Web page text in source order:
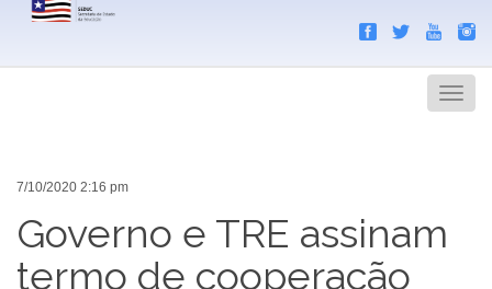
Menu
7/10/2020 2:16 pm
Governo e TRE assinam
termo de cooperação